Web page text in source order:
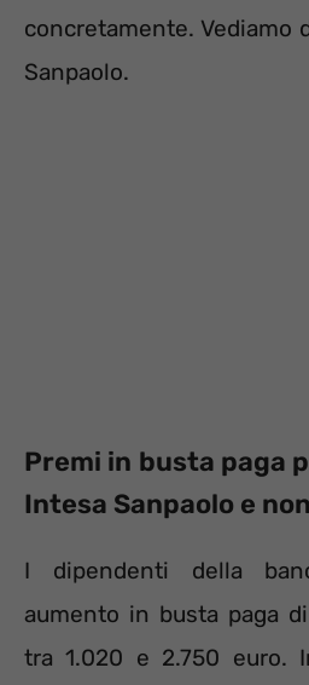
concretamente. Vediamo
Sanpaolo.
Premi in busta paga
Intesa Sanpaolo e
I dipendenti della
aumento in busta paga
tra 1.020 e 2.750 euro.